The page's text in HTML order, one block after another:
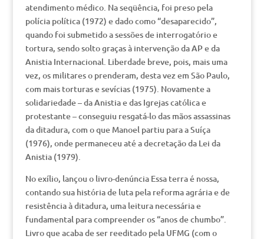
atendimento médico. Na seqüência, foi preso pela
polícia política (1972) e dado como “desaparecido”,
quando foi submetido a sessões de interrogatório e
tortura, sendo solto graças à intervenção da AP e da
Anistia Internacional. Liberdade breve, pois, mais uma
vez, os militares o prenderam, desta vez em São Paulo,
com mais torturas e sevícias (1975). Novamente a
solidariedade – da Anistia e das Igrejas católica e
protestante – conseguiu resgatá-lo das mãos assassinas
da ditadura, com o que Manoel partiu para a Suíça
(1976), onde permaneceu até a decretação da Lei da
Anistia (1979).
No exílio, lançou o livro-denúncia Essa terra é nossa,
contando sua história de luta pela reforma agrária e de
resistência à ditadura, uma leitura necessária e
fundamental para compreender os “anos de chumbo”.
Livro que acaba de ser reeditado pela UFMG (com o